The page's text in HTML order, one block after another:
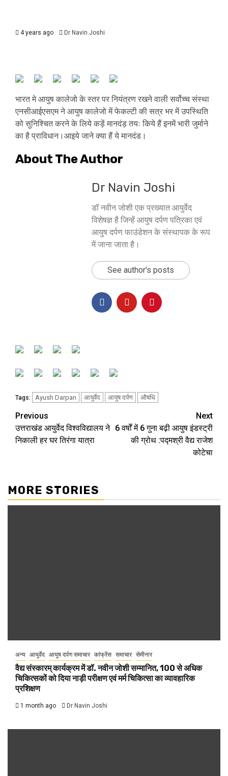
4 years ago Dr Navin Joshi
भारत मे आयुष कालेजो के स्तर पर नियंत्रण रखने वाली सर्वोच्च संस्था
एनसीआईएसएम ने आयुष कालेजो में फेकल्टी की सत्र भर में उपस्थिति
को सुनिश्चित करने के लिये कड़ें मानदंड़ तयः किये हैं इनमें भारी जुर्माने
का है प्राविधान।आइये जाने क्या हैं ये मानदंड।
About The Author
Dr Navin Joshi
डॉ नवीन जोशी एक प्रख्यात आयुर्वेद
विशेषज्ञ है जिन्हें आयुष दर्पण पत्रिका एवं
आयुष दर्पण फाउंडेशन के संस्थापक के रूप
में जाना जाता है।
See author's posts
Tags: Ayush Darpan आयुर्वेद आयुष दर्पण औषधि
Previous
उत्तराखंड आयुर्वेद विश्वविद्यालय ने
निकाली हर घर तिरंगा यात्रा
Next
6 वर्षों में 6 गुना बढ़ी आयुष इंडस्ट्री
की ग्रोथ :पद्मश्री वैद्य राजेश
कोटेचा
MORE STORIES
अन्य आयुर्वेद आयुष दर्पण समाचार कांफ्रेंस समाचार सेमीनार
वैद्य संस्कारम् कार्यक्रम में डॉ. नवीन जोशी सम्मानित, 100 से अधिक
चिकित्सकों को दिया नाड़ी परीक्षण एवं मर्म चिकित्सा का व्यावहारिक
प्रशिक्षण
1 month ago Dr Navin Joshi